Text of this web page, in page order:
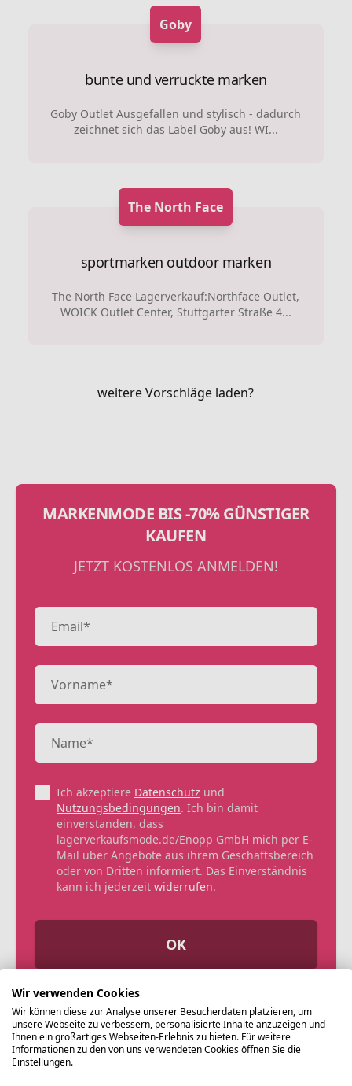
Goby
bunte und verruckte marken
Goby Outlet Ausgefallen und stylisch - dadurch
zeichnet sich das Label Goby aus! WI...
The North Face
sportmarken outdoor marken
The North Face Lagerverkauf:Northface Outlet,
WOICK Outlet Center, Stuttgarter Straße 4...
weitere Vorschläge laden?
MARKENMODE BIS -70% GÜNSTIGER
KAUFEN
JETZT KOSTENLOS ANMELDEN!
Ich akzeptiere Datenschutz und
Nutzungsbedingungen. Ich bin damit
einverstanden, dass
lagerverkaufsmode.de/Enopp GmbH mich per E-
Mail über Angebote aus ihrem Geschäftsbereich
oder von Dritten informiert. Das Einverständnis
kann ich jederzeit widerrufen.
OK
Wir verwenden Cookies
Wir können diese zur Analyse unserer Besucherdaten platzieren, um
unsere Webseite zu verbessern, personalisierte Inhalte anzuzeigen und
Ihnen ein großartiges Webseiten-Erlebnis zu bieten. Für weitere
Informationen zu den von uns verwendeten Cookies öffnen Sie die
Einstellungen.